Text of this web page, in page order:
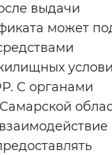
настройки
выдачи
может
С органами